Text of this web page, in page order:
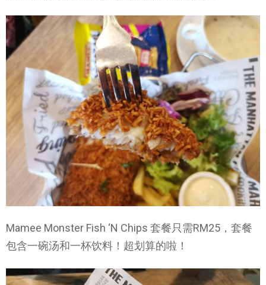
Mamee Monster Fish ‘N Chips 套餐只需RM25，套餐
包含一碗汤和一杯饮料！超划算的啦！